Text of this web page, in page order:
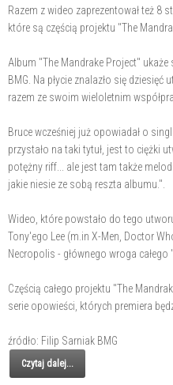
Razem z wideo zaprezentował też 8
które są częścią projektu "The
Album "The Mandrake Project"
BMG. Na płycie znalazło się
razem ze swoim wieloletnim
Bruce wcześniej już opowiadał o
przystało na taki tytuł, jest to ciężki
potężny riff... ale jest tam także
jakie niesie ze sobą reszta albumu.".
Wideo, które powstało do tego
Tony'ego Lee (m.in X-Men, Doctor
Necropolis - głównego wroga całego
Częścią całego projektu "The
serie opowieści, których premiera
źródło: Filip Sarniak BMG
Czytaj dalej...